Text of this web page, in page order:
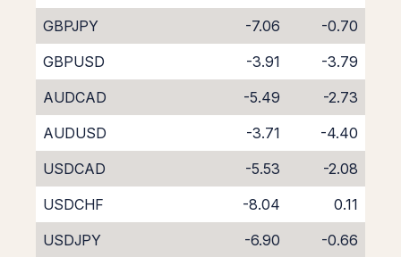
GBPJPY
-7.06
-0.70
GBPUSD
-3.91
-3.79
AUDCAD
-5.49
-2.73
AUDUSD
-3.71
-4.40
USDCAD
-5.53
-2.08
USDCHF
-8.04
0.11
USDJPY
-6.90
-0.66